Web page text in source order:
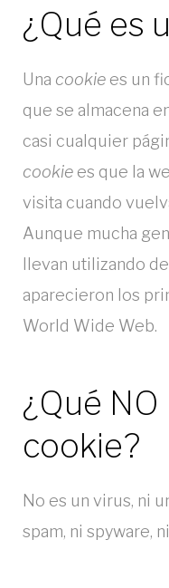
M
á
s
i
n
f
o
r
m
c
i
ó
n
¿Qué es
Una cookie es un
que se almacena
casi cualquier
cookie es que la
visita cuando
Aunque mucha
llevan utilizando
aparecieron los
World Wide Web.
¿Qué NO
cookie?
No es un virus, ni
spam, ni spyware,